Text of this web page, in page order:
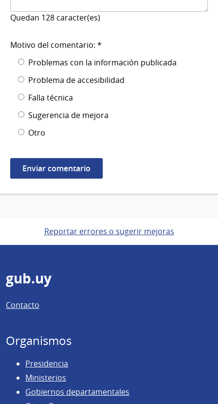
Quedan 128 caracter(es)
Motivo del comentario: *
Problemas con la información publicada
Problema de accesibilidad
Falla técnica
Sugerencia de mejora
Otro
Reportar errores o sugerir mejoras
Pie
de
página
gub.uy
Contacto
Organismos
Presidencia
Ministerios
Gobiernos departamentales